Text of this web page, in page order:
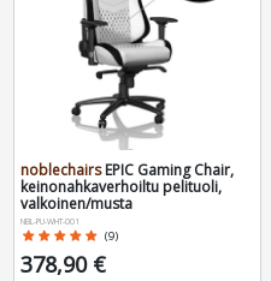
noblechairsEPIC Gaming Chair,
keinonahkaverhoiltu pelituoli,
valkoinen/musta
NBL-PU-WHT-001
star star star star star (9)
378,90 €